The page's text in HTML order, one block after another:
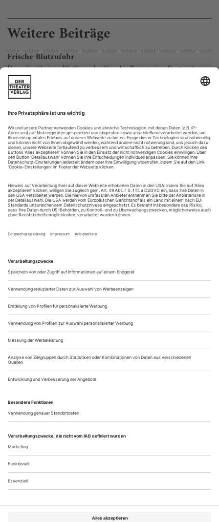
Weitere Beiträge
­Frische Blutzufuhr
Der diesjährige Wettbewerb für Liedkunst in Stuttgart war
Schumann, Wolf und Reutter gewidmet
Das Kunstlied hat es schwer im heutigen Konzertbusiness:
eine kleine, intime, garantiert ­eventfreie Form, die feine Ohren
und Seelenverständnis auf beiden Seiten des Podiums vo­
raussetzt. Die Komplexität des Liedes erschließt sich Hörern
wie Künstlern erst mit beharrlicher Anstrengung. Nichts ist
einfach, und doch soll alles natürlich wirken. Und: Manche
Stimme,...
Liebe, Zank und Versöhnung
Innsbruck,
Fall zwei Frauen heiraten. Das zumindest behaupten –
historisch wohl nicht ganz korrekt – Georg Philipp Telemann
und sein Librettist Johann Ulrich ­König in ihrer 1721 in
Hamburg uraufgeführten Oper «Der geduldige Sokrates».
Also muss der Philosoph nicht...
Arbeit am Mythos
Großer Bahnhof für Hans Werner Henze: zur Uraufführung der
Konzertoper «Phaedra» an der Berliner Staatsoper
Ein junger Mann gerät unverhofft in den Dunstkreis eines
erfolgreichen Komponisten. Des «berühmtesten lebenden
deutschen Komponisten schlechthin», wie man dem
schüchternen Doktoranden der Germanistik versichert. Für
diesen Komponisten zu arbeiten, «das sei in ­gewisser Weise so,
als würde man für Brahms arbeiten. Oder für Beethoven.»
Die Aufgabe des jungen Mannes:...
Über uns Kontakt Kritikerumfrage Newsletter